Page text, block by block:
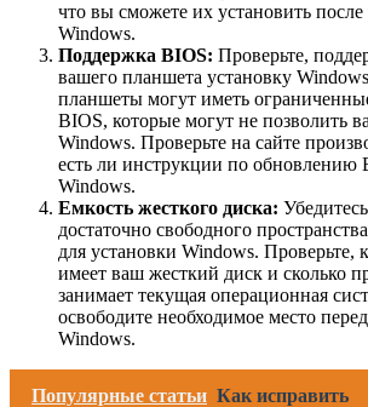
что вы сможете их установить после
Windows.
Поддержка BIOS: Проверьте,
вашего планшета установку
планшеты могут иметь
BIOS, которые могут не позволить
Windows. Проверьте на сайте
есть ли инструкции по обновлению
Windows.
Емкость жесткого диска:
достаточно свободного
для установки Windows. Проверьте,
имеет ваш жесткий диск и сколько
занимает текущая операционная
освободите необходимое место
Windows.
Популярные статьи Как исправить